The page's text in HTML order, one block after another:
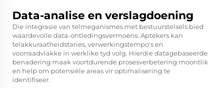
Data-analise en verslagdoening
Die integrasie van telmeganismes met bestuurstelsels bied
waardevolle data-ontledingsvermoëns. Aptekers kan
telakkuraatheidstaries, verwerkingstempo's en
voorraadvlakke in werklike tyd volg. Hierdie datagebaseerde
benadering maak voortdurende prosesverbetering moontlik
en help om potensiële areas vir optimalisering te
identifiseer.